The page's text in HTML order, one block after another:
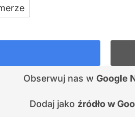
Obserwuj nas w Google
Dodaj jako źródło w